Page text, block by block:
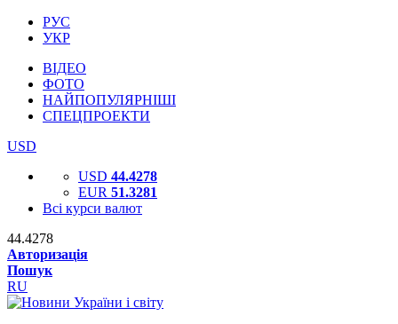
РУС
УКР
ВІДЕО
ФОТО
НАЙПОПУЛЯРНІШІ
СПЕЦПРОЕКТИ
USD
USD 44.4278
EUR 51.3281
Всі курси валют
44.4278
Авторизація
Пошук
RU